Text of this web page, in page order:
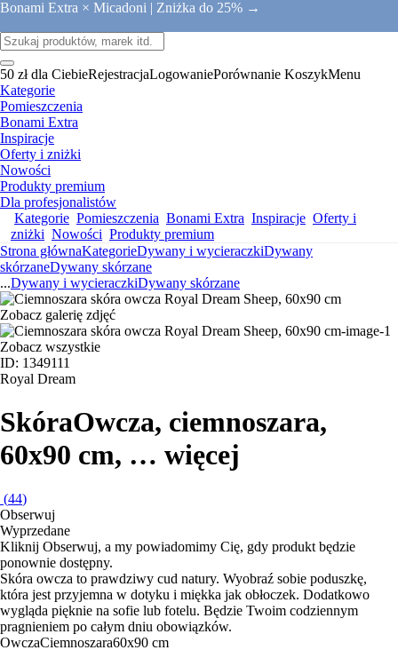
Bonami Extra × Micadoni | Zniżka do 25% →
50 zł dla CiebieRejestracjaLogowaniePorównanie KoszykMenu
Kategorie
Pomieszczenia
Bonami Extra
Inspiracje
Oferty i zniżki
Nowości
Produkty premium
Dla profesjonalistów
Kategorie Pomieszczenia Bonami Extra Inspiracje Oferty i
zniżki Nowości Produkty premium
Strona głównaKategorieDywany i wycieraczkiDywany
skórzaneDywany skórzane
...Dywany i wycieraczkiDywany skórzane
Zobacz galerię zdjęć
Zobacz wszystkie
ID: 1349111
Royal Dream
SkóraOwcza, ciemnoszara,
60x90 cm, … więcej
(44)
Obserwuj
Wyprzedane
Kliknij Obserwuj, a my powiadomimy Cię, gdy produkt będzie
ponownie dostępny.
Skóra owcza to prawdziwy cud natury. Wyobraź sobie poduszkę,
która jest przyjemna w dotyku i miękka jak obłoczek. Dodatkowo
wygląda pięknie na sofie lub fotelu. Będzie Twoim codziennym
pragnieniem po całym dniu obowiązków.
OwczaCiemnoszara60x90 cm